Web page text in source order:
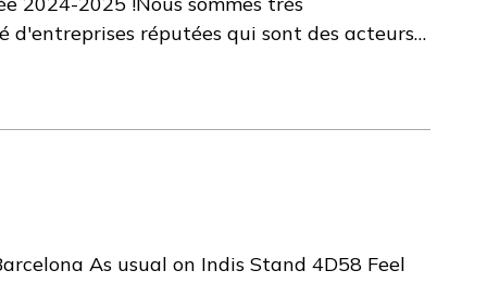
réputées qui sont des acteurs
continuer à développer nos
As usual on Indis Stand 4D58 Feel